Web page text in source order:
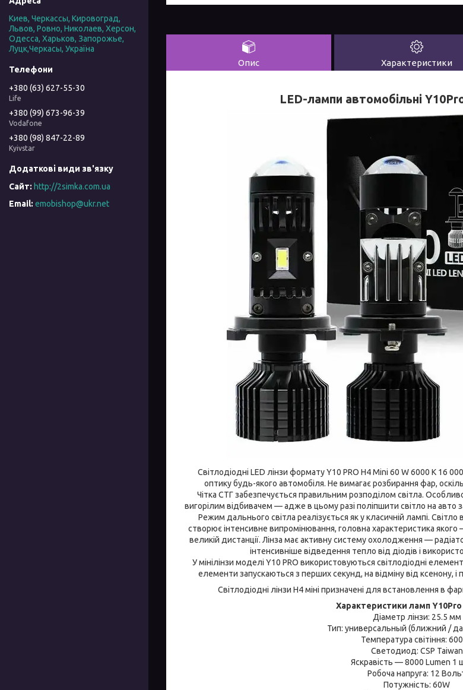
Опис Характеристики
LED-лампи автомобільні
Світлодіодні LED лінзи формату Y10 PRO H4 Mini 60 W 6000 K 16
оптику будь-якого автомобіля. Не вимагає розбирання фар,
Чітка СТГ забезпечується правильним розподілом світла.
вигорілим відбивачем — адже в цьому разі поліпшити світло на
Режим дальнього світла реалізується як у класичній лампі.
створює інтенсивне випромінювання, головна характеристика
великій дистанції. Лінза має активну систему охолодження —
інтенсивніше відведення тепло від діодів і
У мінілінзи моделі Y10 PRO використовуються світлодіодні
елементи запускаються з перших секунд, на відміну від ксенону,
Світлодіодні лінзи H4 міні призначені для встановлення в
Характеристики ламп Y10Pro
Діаметр лінзи: 25.5 мм
Тип: универсальный (ближний /
Температура світіння:
Светодиод: CSP Taiwan
Яскравість — 8000 Lumen 1
Робоча напруга: 12
Потужність: 60W
Киев, Черкассы, Кировоград,
Львов, Ровно, Николаев, Херсон,
Одесса, Харьков, Запорожье,
Луцк,Черкасы, Україна
+380 (63) 627-55-30
Life
+380 (99) 673-96-39
Vodafone
+380 (98) 847-22-89
Kyivstar
http://2simka.com.ua
emobishop@ukr.net